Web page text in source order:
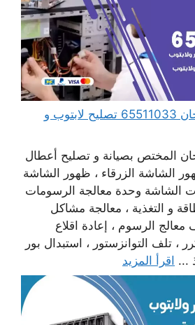
مهندس كمبيوتر صبحان 65511033 تصليح لابتوب و
المختص بصيانة و تصليح أعطال
الشاشة الزرقاء ، ظهور الشاشة
الشاشة وحدة معالجة الرسومات
و التغذية ، معالجة مشاكل
معالج الرسوم ، إعادة اقلاع
تلف التوانزستور ، استبدال بور
... اقرأ المزيد